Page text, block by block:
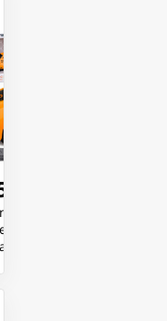
Samochód
RC
Dym